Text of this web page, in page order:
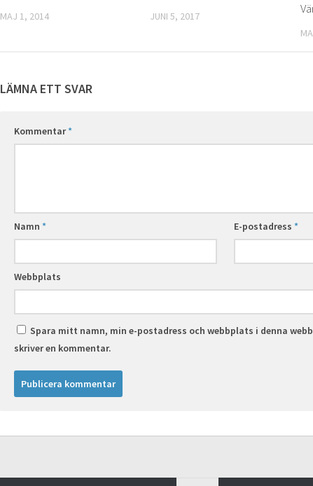
MAJ 1, 2014 JUNI 5, 2017
LÄMNA ETT SVAR
Kommentar*
Namn * E-postadress*
Webbplats
Spara mitt namn, min e-postadress och webbplats i denna
skriver en kommentar.